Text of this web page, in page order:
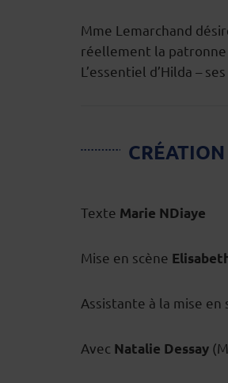
Mme Lemarchand
réellement la patronne
L’essentiel d’Hilda –
Texte Marie NDiaye
Mise en scène
Assistante à la mise en
Avec Natalie Dessay